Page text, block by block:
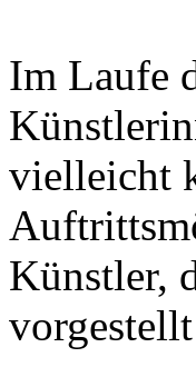
Im Laufe
vielleicht
Künstler,